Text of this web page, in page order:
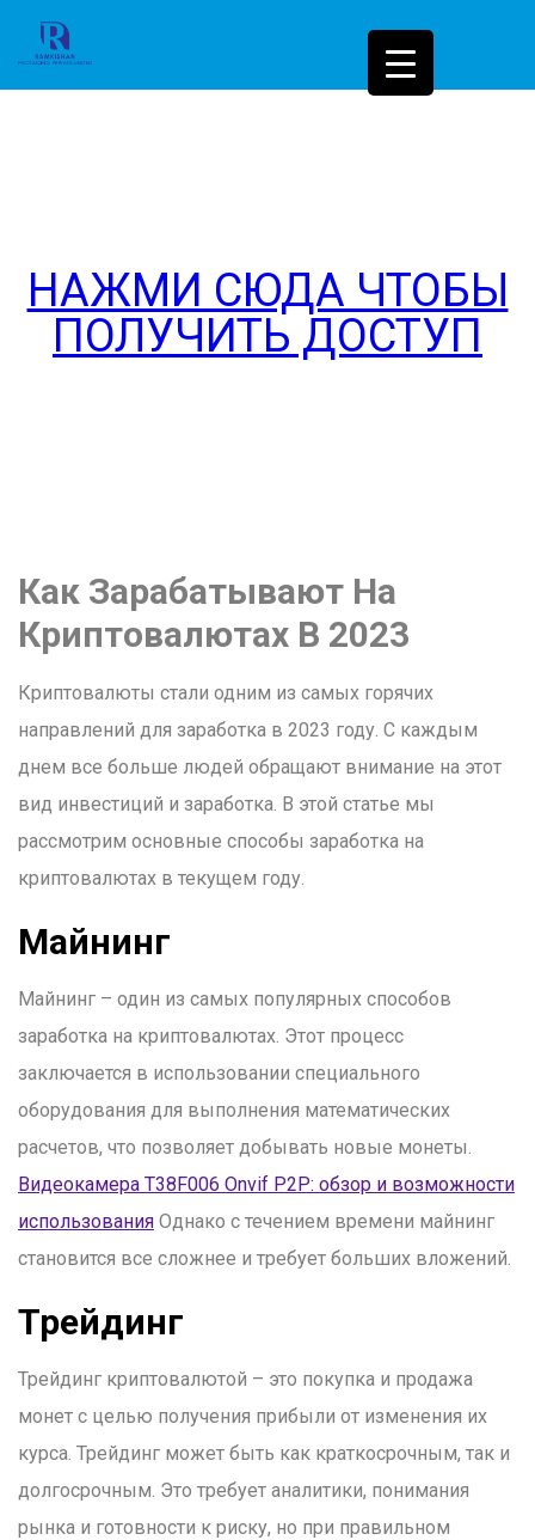
НАЖМИ СЮДА ЧТОБЫ
ПОЛУЧИТЬ ДОСТУП
Как Зарабатывают На
Криптовалютах В 2023
Криптовалюты стали одним из самых горячих
направлений для заработка в 2023 году. С каждым
днем все больше людей обращают внимание на этот
вид инвестиций и заработка. В этой статье мы
рассмотрим основные способы заработка на
криптовалютах в текущем году.
Майнинг
Майнинг – один из самых популярных способов
заработка на криптовалютах. Этот процесс
заключается в использовании специального
оборудования для выполнения математических
расчетов, что позволяет добывать новые монеты.
Видеокамера T38F006 Onvif P2P: обзор и возможности
использования Однако с течением времени майнинг
становится все сложнее и требует больших вложений.
Трейдинг
Трейдинг криптовалютой – это покупка и продажа
монет с целью получения прибыли от изменения их
курса. Трейдинг может быть как краткосрочным, так и
долгосрочным. Это требует аналитики, понимания
рынка и готовности к риску, но при правильном